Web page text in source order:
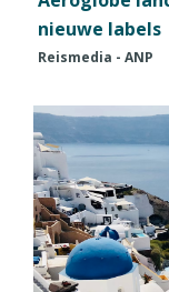
nieuwe labels
Reismedia - ANP